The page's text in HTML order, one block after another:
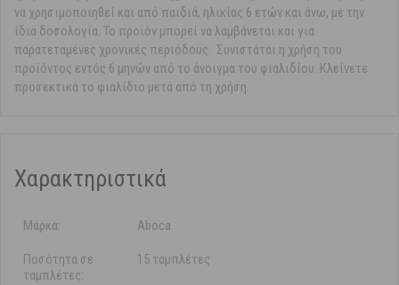
να χρησιμοποιηθεί και από παιδιά, ηλικίας 6 ετών και άνω, με την
ίδια δοσολογία. Το προϊόν μπορεί να λαμβάνεται και για
παρατεταμένες χρονικές περιόδους. Συνιστάται η χρήση του
προϊόντος εντός 6 μηνών από το άνοιγμα του φιαλιδίου. Κλείνετε
προσεκτικά το φιαλίδιο μετά από τη χρήση.
Χαρακτηριστικά
Μάρκα: Aboca
Ποσότητα σε
ταμπλέτες:
15 ταμπλέτες